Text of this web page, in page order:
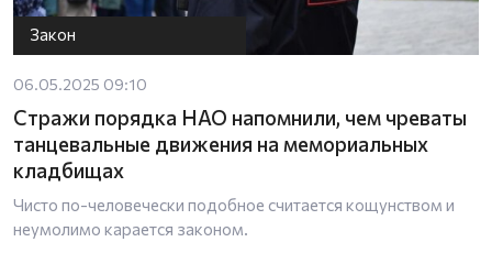
Закон
06.05.2025 09:10
Стражи порядка НАО напомнили, чем чреваты
танцевальные движения на мемориальных
кладбищах
Чисто по-человечески подобное считается кощунством и
неумолимо карается законом.